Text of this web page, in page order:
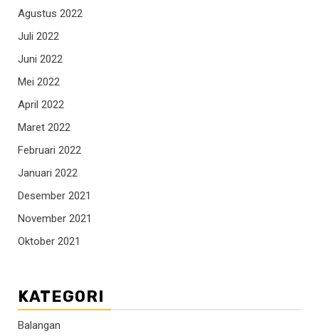
Agustus 2022
Juli 2022
Juni 2022
Mei 2022
April 2022
Maret 2022
Februari 2022
Januari 2022
Desember 2021
November 2021
Oktober 2021
KATEGORI
Balangan